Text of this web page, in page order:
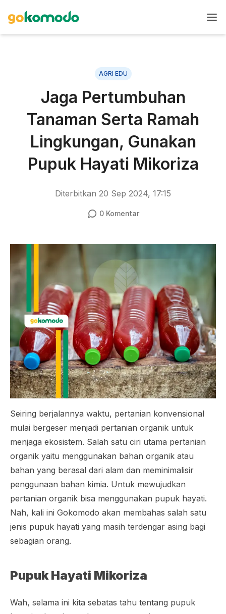
AGRI EDU
Jaga Pertumbuhan
Tanaman Serta Ramah
Lingkungan, Gunakan
Pupuk Hayati Mikoriza
Diterbitkan 20 Sep 2024, 17:15
0Komentar
Seiring berjalannya waktu, pertanian konvensional
mulai bergeser menjadi pertanian organik untuk
menjaga ekosistem. Salah satu ciri utama pertanian
organik yaitu menggunakan bahan organik atau
bahan yang berasal dari alam dan meminimalisir
penggunaan bahan kimia. Untuk mewujudkan
pertanian organik bisa menggunakan pupuk hayati.
Nah, kali ini Gokomodo akan membahas salah satu
jenis pupuk hayati yang masih terdengar asing bagi
sebagian orang.
Pupuk Hayati Mikoriza
Wah, selama ini kita sebatas tahu tentang pupuk